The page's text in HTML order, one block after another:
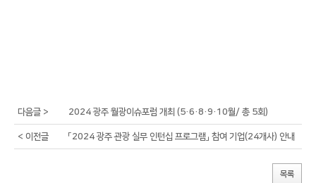
다음글 > 2024 광주 월광이슈포럼 개최 (5·6·8·9·10월/ 총 5회)
< 이전글 「2024 광주 관광 실무 인턴십 프로그램」 참여 기업(24개사) 안내
목록